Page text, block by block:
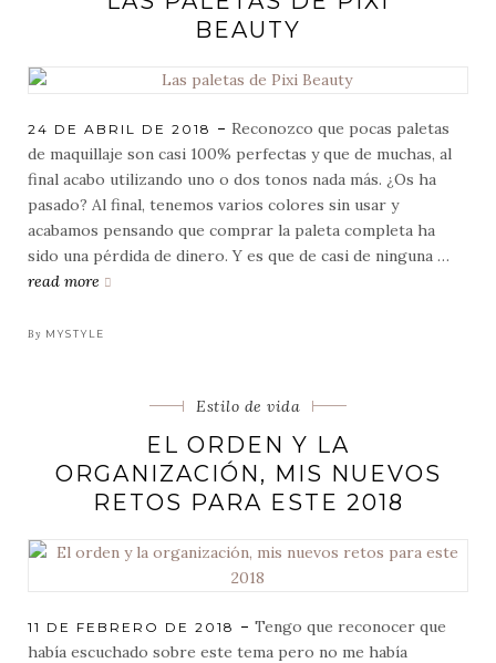
BEAUTY
POSTED
ON
24 DE ABRIL DE 2018
Reconozco que pocas paletas
de maquillaje son casi 100% perfectas y que de muchas, al
final acabo utilizando uno o dos tonos nada más. ¿Os ha
pasado? Al final, tenemos varios colores sin usar y
acabamos pensando que comprar la paleta completa ha
sido una pérdida de dinero. Y es que de casi de ninguna …
read more
By MYSTYLE
Categorias
Estilo de vida
EL ORDEN Y LA
ORGANIZACIÓN, MIS NUEVOS
RETOS PARA ESTE 2018
POSTED
ON
11 DE FEBRERO DE 2018
Tengo que reconocer que
había escuchado sobre este tema pero no me había